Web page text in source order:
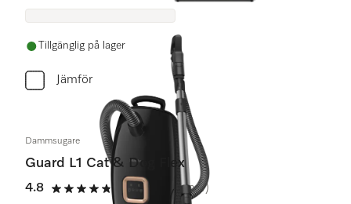
Tillgänglig på lager
Jämför
Dammsugare
Guard L1 Cat & Dog Flex
4.8
4.8 stars out of 5
(26 recensioner)